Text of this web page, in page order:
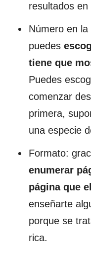
resultados en
Número en
puedes
tiene que
Puedes
comenzar
primera,
una especie
Formato:
enumerar
página que
enseñarte
porque se
rica.